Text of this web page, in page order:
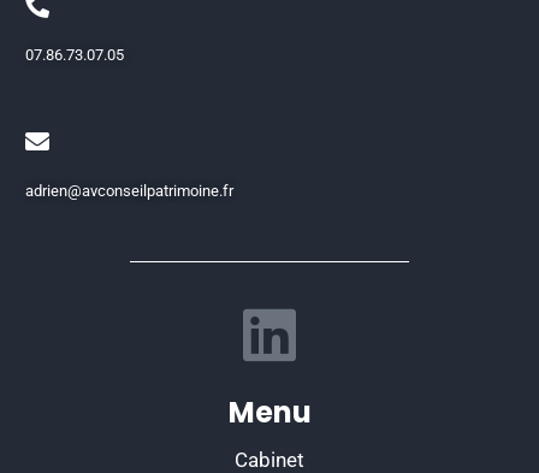
07.86.73.07.05
adrien@avconseilpatrimoine.fr
Menu
Cabinet